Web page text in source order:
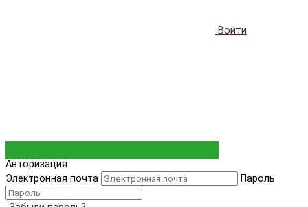
Войти
Авторизация
Электронная почта
Пароль